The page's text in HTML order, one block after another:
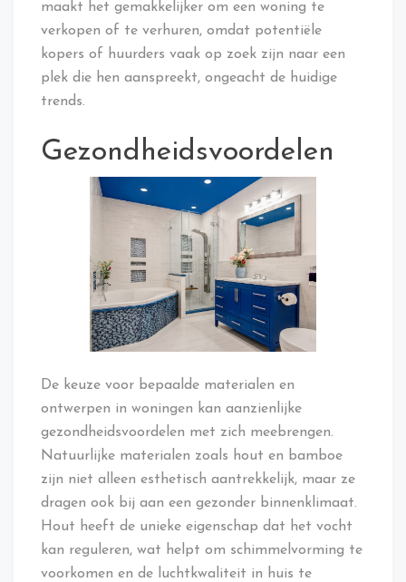
maakt het gemakkelijker om een woning te
verkopen of te verhuren, omdat potentiële
kopers of huurders vaak op zoek zijn naar een
plek die hen aanspreekt, ongeacht de huidige
trends.
Gezondheidsvoordelen
De keuze voor bepaalde materialen en
ontwerpen in woningen kan aanzienlijke
gezondheidsvoordelen met zich meebrengen.
Natuurlijke materialen zoals hout en bamboe
zijn niet alleen esthetisch aantrekkelijk, maar ze
dragen ook bij aan een gezonder binnenklimaat.
Hout heeft de unieke eigenschap dat het vocht
kan reguleren, wat helpt om schimmelvorming te
voorkomen en de luchtkwaliteit in huis te